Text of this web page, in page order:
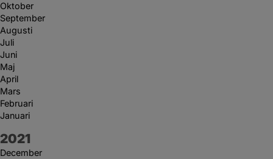
Oktober
September
Augusti
Juli
Juni
Maj
April
Mars
Februari
Januari
År:
2021
December